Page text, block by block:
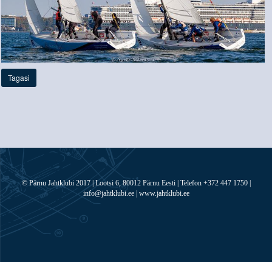
Tagasi
© Pärnu Jahtklubi 2017 | Lootsi 6, 80012 Pärnu Eesti | Telefon +372 447 1750 |
info@jahtklubi.ee | www.jahtklubi.ee